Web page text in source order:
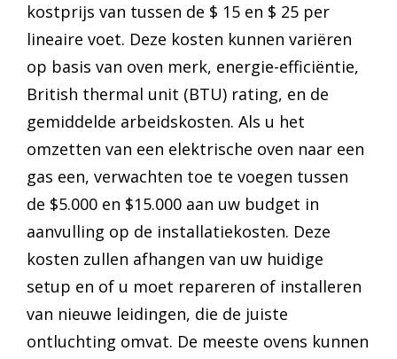
kostprijs van tussen de $ 15 en $ 25 per
lineaire voet. Deze kosten kunnen variëren
op basis van oven merk, energie-efficiëntie,
British thermal unit (BTU) rating, en de
gemiddelde arbeidskosten. Als u het
omzetten van een elektrische oven naar een
gas een, verwachten toe te voegen tussen
de $5.000 en $15.000 aan uw budget in
aanvulling op de installatiekosten. Deze
kosten zullen afhangen van uw huidige
setup en of u moet repareren of installeren
van nieuwe leidingen, die de juiste
ontluchting omvat. De meeste ovens kunnen